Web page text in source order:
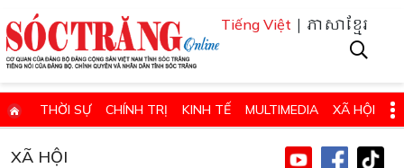
Tiếng Việt | ភាសាខ្មែរ
THỜI SỰ CHÍNH TRỊ KINH TẾ MULTIMEDIA XÃ HỘI
GIÁO DỤC - KHOA HỌC & CÔNG NGHỆ
XÃ HỘI